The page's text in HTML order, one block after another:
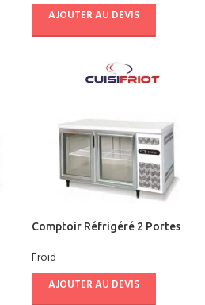
AJOUTER AU DEVIS
Comptoir Réfrigéré 2 Portes
Froid
AJOUTER AU DEVIS